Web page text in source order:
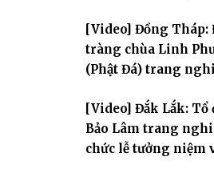
[Video] Đồng Tháp:
tràng chùa Linh
(Phật Đá) trang
Hòa thượng Thích
Sanh lần thứ 11
[Video] Đắk Lắk: Tổ
Bảo Lâm trang
chức lễ tưởng niệm